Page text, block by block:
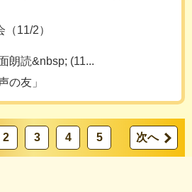
11/2）
読&nbsp; (11...
の友」
2 3 4 5 次へ